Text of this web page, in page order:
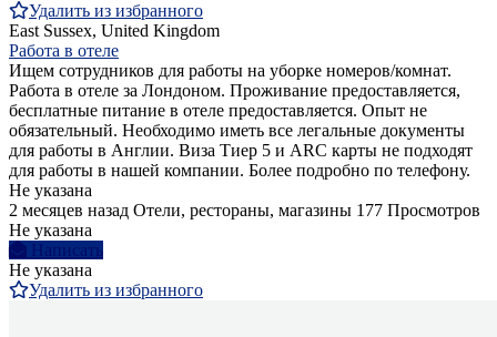
Удалить из избранного
East Sussex, United Kingdom
Работа в отеле
Ищем сотрудников для работы на уборке номеров/комнат.
Работа в отеле за Лондоном. Проживание предоставляется,
бесплатные питание в отеле предоставляется. Опыт не
обязательный. Необходимо иметь все легальные документы
для работы в Англии. Виза Тиер 5 и ARC карты не подходят
для работы в нашей компании. Более подробно по телефону.
Не указана
2 месяцев назад Отели, рестораны, магазины 177 Просмотров
Не указана
Написать
Не указана
Удалить из избранного